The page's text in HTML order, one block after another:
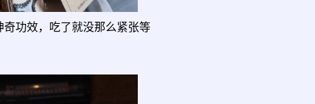
功效，吃了就没那么紧张等